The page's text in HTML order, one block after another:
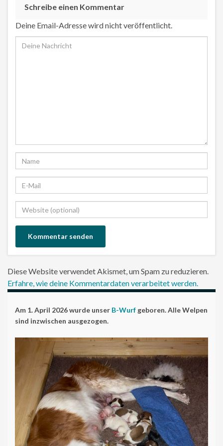
Schreibe einen Kommentar
Deine Email-Adresse wird nicht veröffentlicht.
Diese Website verwendet Akismet, um Spam zu reduzieren.
Erfahre, wie deine Kommentardaten verarbeitet werden.
Am 1. April 2026 wurde unser B-Wurfgeboren. Alle Welpen
sind inzwischen ausgezogen.